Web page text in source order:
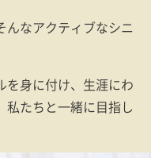
んなアクティブなシニ
を身に付け、生涯にわ
私たちと一緒に目指し